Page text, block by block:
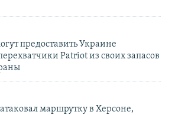
предоставить Украине
Patriot из своих запасов
маршрутку в Херсоне,